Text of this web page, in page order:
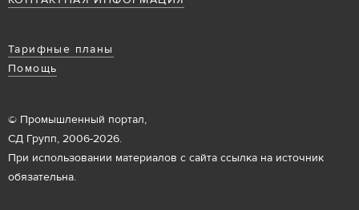
Тарифные планы
Помощь
© Промышленный портал,
СД Групп, 2006-2026.
При использовании материалов с сайта ссылка на источник
обязательна.